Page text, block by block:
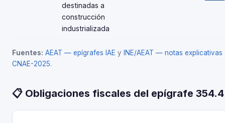
destinadas a
construcción
industrializada
Fuentes: AEAT — epígrafes IAE y
INE/AEAT — notas explicativas
CNAE-2025.
📋 Obligaciones fiscales del epígrafe 354.4